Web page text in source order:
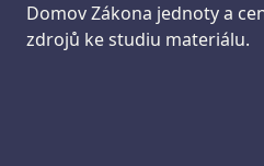
Domov Zákona jednoty a
zdrojů ke studiu materiálu.